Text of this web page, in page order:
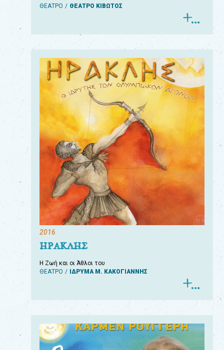
ΘΕΑΤΡΟ ΘΕΑΤΡΟ ΚΙΒΩΤΟΣ
2016
ΗΡΑΚΛΗΣ
Η Ζωή και οι Άθλοι του
ΘΕΑΤΡΟ
ΙΔΡΥΜΑ Μ. ΚΑΚΟΓΙΑΝΝΗΣ